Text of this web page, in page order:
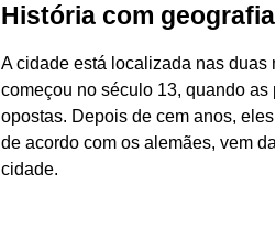
História com geografia
A cidade está localizada nas
começou no século 13, quando
opostas. Depois de cem anos,
de acordo com os alemães, vem
cidade.